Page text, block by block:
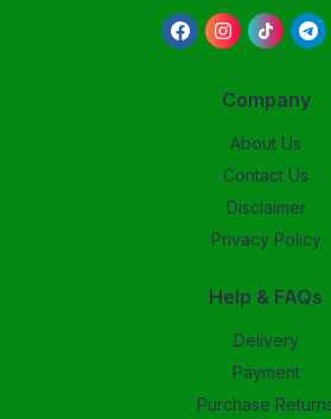
Company
About Us
Contact Us
Disclaimer
Privacy Policy
Help & FAQs
Delivery
Payment
Purchase